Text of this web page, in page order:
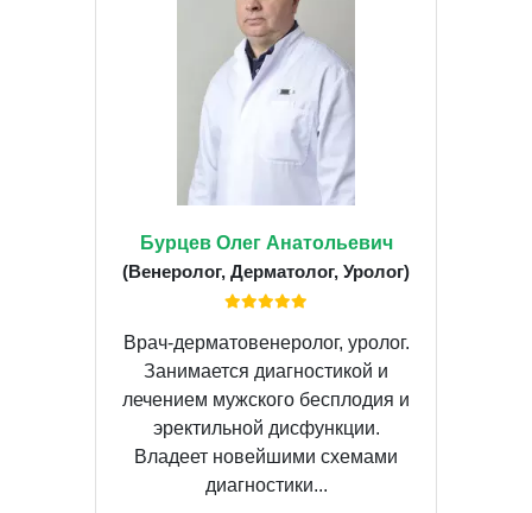
Бурцев Олег Анатольевич
(Венеролог, Дерматолог, Уролог)
Врач-дерматовенеролог, уролог.
Занимается диагностикой и
лечением мужского бесплодия и
эректильной дисфункции.
Владеет новейшими схемами
диагностики...